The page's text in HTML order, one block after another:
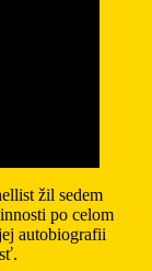
žil sedem
po celom
autobiografii